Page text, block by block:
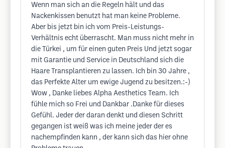
Wenn man sich an die Regeln hält und das
Nackenkissen benutzt hat man keine Probleme.
Aber bis jetzt bin ich vom Preis-Leistungs-
Verhältnis echt überrascht. Man muss nicht mehr in
die Türkei , um für einen guten Preis Und jetzt sogar
mit Garantie und Service in Deutschland sich die
Haare Transplantieren zu lassen. Ich bin 30 Jahre ,
das Perfekte Alter um ewige Jugend zu besitzen.:-)
Wow , Danke liebes Alpha Aesthetics Team. Ich
fühle mich so Frei und Dankbar .Danke für dieses
Gefühl. Jeder der daran denkt und diesen Schritt
gegangen ist weiß was ich meine jeder der es
nachempfinden kann , der kann sich das hier ohne